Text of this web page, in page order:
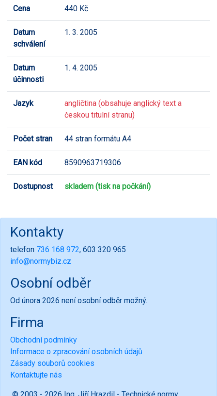
Cena 440 Kč
Datum
schválení
1. 3. 2005
Datum
účinnosti
1. 4. 2005
Jazyk
angličtina (obsahuje anglický text a
českou titulní stranu)
Počet stran 44 stran formátu A4
EAN kód 8590963719306
Dostupnost skladem (tisk na počkání)
Kontakty
telefon 736 168 972, 603 320 965
info@normybiz.cz
Osobní odběr
Od února 2026 není osobní odběr možný.
Firma
Obchodní podmínky
Informace o zpracování osobních údajů
Zásady souborů cookies
Kontaktujte nás
© 2003 - 2026 Ing. Jiří Hrazdil - Technické normy